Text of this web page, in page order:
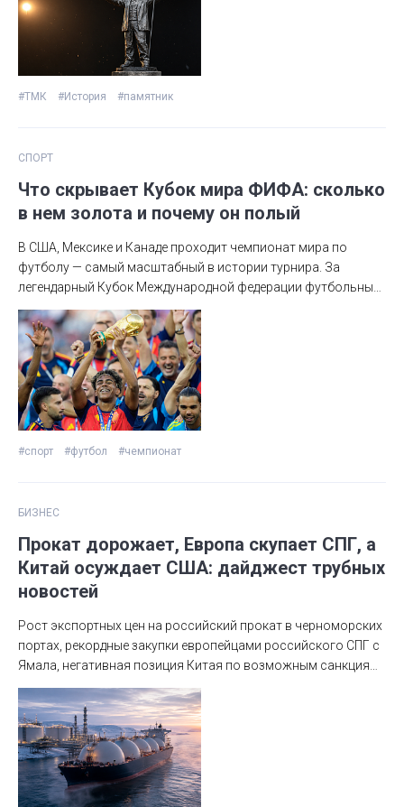
успела послужить украшением на территории кафе,
пережила реставрацию и сегодня встречает сотрудников
ТМК у офиса компании в Екатеринбурге.
#ТМК #История #памятник
СПОРТ
Что скрывает Кубок мира ФИФА: сколько
в нем золота и почему он полый
В США, Мексике и Канаде проходит чемпионат мира по
футболу — самый масштабный в истории турнира. За
легендарный Кубок Международной федерации футбольных
ассоциаций (ФИФА) бьются 48 сборных со всех
континентов.
#спорт #футбол #чемпионат
БИЗНЕС
Прокат дорожает, Европа скупает СПГ, а
Китай осуждает США: дайджест трубных
новостей
Рост экспортных цен на российский прокат в черноморских
портах, рекордные закупки европейцами российского СПГ с
Ямала, негативная позиция Китая по возможным санкциям
США и увеличение выпуска нержавеющей стали — ключевые
события металлургии и трубной промышленности.